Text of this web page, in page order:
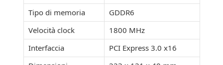
Tipo di memoria
GDDR6
Velocità clock
1800 MHz
Interfaccia
PCI Express 3.0 x16